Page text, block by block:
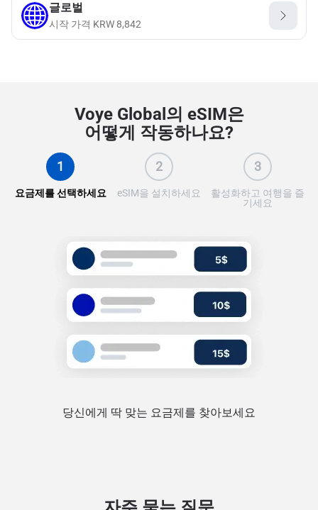
글로벌
시작 가격 KRW8,842
Voye Global의 eSIM은
어떻게 작동하나요?
1
요금제를 선택하세요
2
eSIM을 설치하세요
3
활성화하고 여행을 즐
기세요
당신에게 딱 맞는 요금제를 찾아보세요